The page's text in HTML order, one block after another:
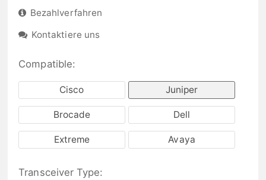
Bezahlverfahren
Kontaktiere uns
Compatible:
Cisco Juniper
Brocade Dell
Extreme Avaya
Transceiver Type: